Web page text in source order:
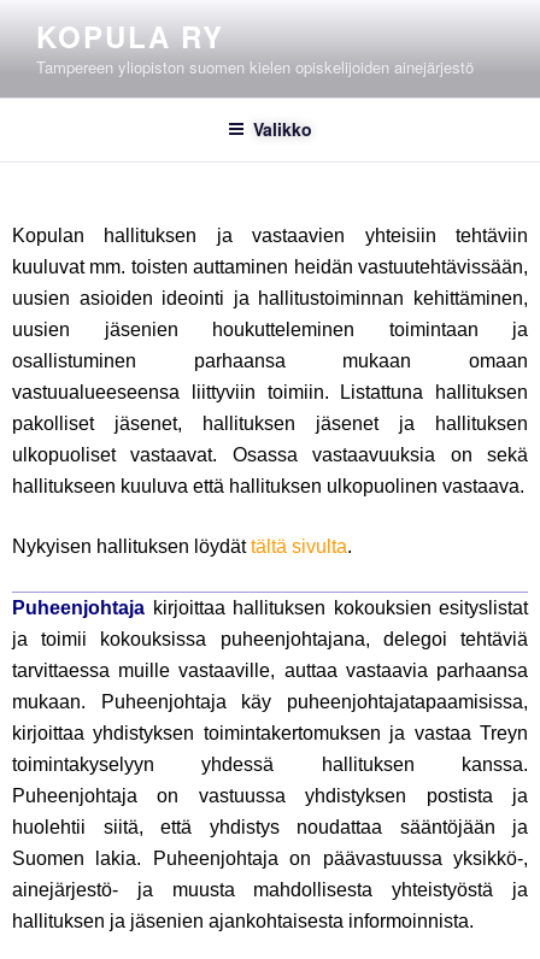
KOPULA RY
Tampereen yliopiston suomen kielen opiskelijoiden ainejärjestö
Valikko
Kopulan hallituksen ja vastaavien yhteisiin tehtäviin
kuuluvat mm. toisten auttaminen heidän vastuutehtävissään,
uusien asioiden ideointi ja hallitustoiminnan kehittäminen,
uusien jäsenien houkutteleminen toimintaan ja
osallistuminen parhaansa mukaan omaan
vastuualueeseensa liittyviin toimiin. Listattuna hallituksen
pakolliset jäsenet, hallituksen jäsenet ja hallituksen
ulkopuoliset vastaavat. Osassa vastaavuuksia on sekä
hallitukseen kuuluva että hallituksen ulkopuolinen vastaava.
Nykyisen hallituksen löydättältä sivulta.
Puheenjohtaja kirjoittaa hallituksen kokouksien esityslistat
ja toimii kokouksissa puheenjohtajana, delegoi tehtäviä
tarvittaessa muille vastaaville, auttaa vastaavia parhaansa
mukaan. Puheenjohtaja käy puheenjohtajatapaamisissa,
kirjoittaa yhdistyksen toimintakertomuksen ja vastaa Treyn
toimintakyselyyn yhdessä hallituksen kanssa.
Puheenjohtaja on vastuussa yhdistyksen postista ja
huolehtii siitä, että yhdistys noudattaa sääntöjään ja
Suomen lakia. Puheenjohtaja on päävastuussa yksikkö-,
ainejärjestö- ja muusta mahdollisesta yhteistyöstä ja
hallituksen ja jäsenien ajankohtaisesta informoinnista.